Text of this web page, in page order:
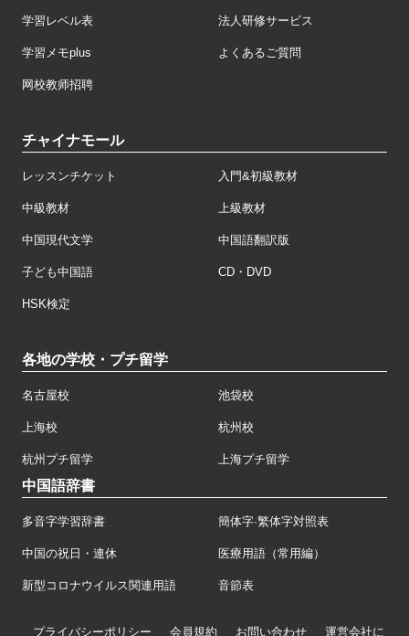
学習レベル表 法人研修サービス
学習メモplus よくあるご質問
网校教师招聘
チャイナモール
レッスンチケット 入門&初級教材
中級教材 上級教材
中国現代文学 中国語翻訳版
子ども中国語 CD・DVD
HSK検定
各地の学校・プチ留学
名古屋校 池袋校
上海校 杭州校
杭州プチ留学 上海プチ留学
中国語辞書
多音字学習辞書 簡体字·繁体字対照表
中国の祝日・連休 医療用語（常用編）
新型コロナウイルス関連用語 音節表
プライバシーポリシー 会員規約 お問い合わせ 運営会社に